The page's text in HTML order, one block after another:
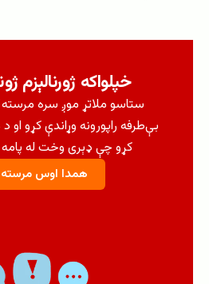
خپلواکه ژورنالېزم
ستاسو ملاتړ موږ سره
بې‌طرفه راپورونه وړاندې کړو او
کړو چې ډېری وخت له
همدا اوس